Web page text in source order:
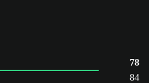
78
84